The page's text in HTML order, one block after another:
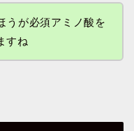
うが必須アミノ酸を
すね